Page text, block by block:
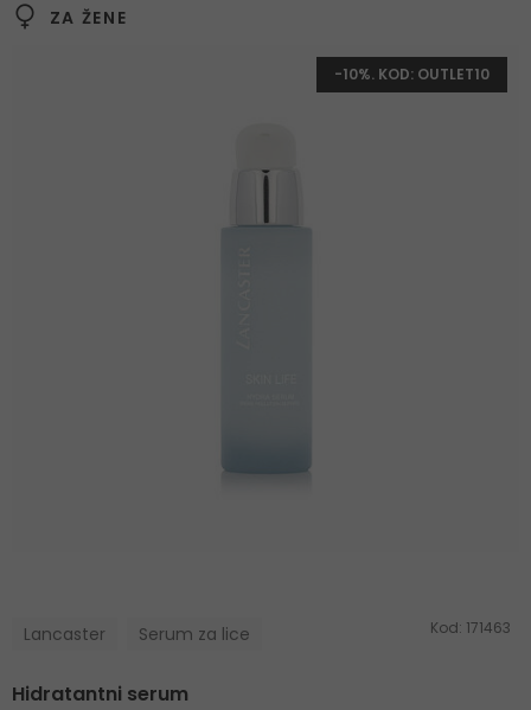
ZA ŽENE
-10%. KOD: OUTLET10
Lancaster Serum za lice Kod: 171463
Hidratantni serum